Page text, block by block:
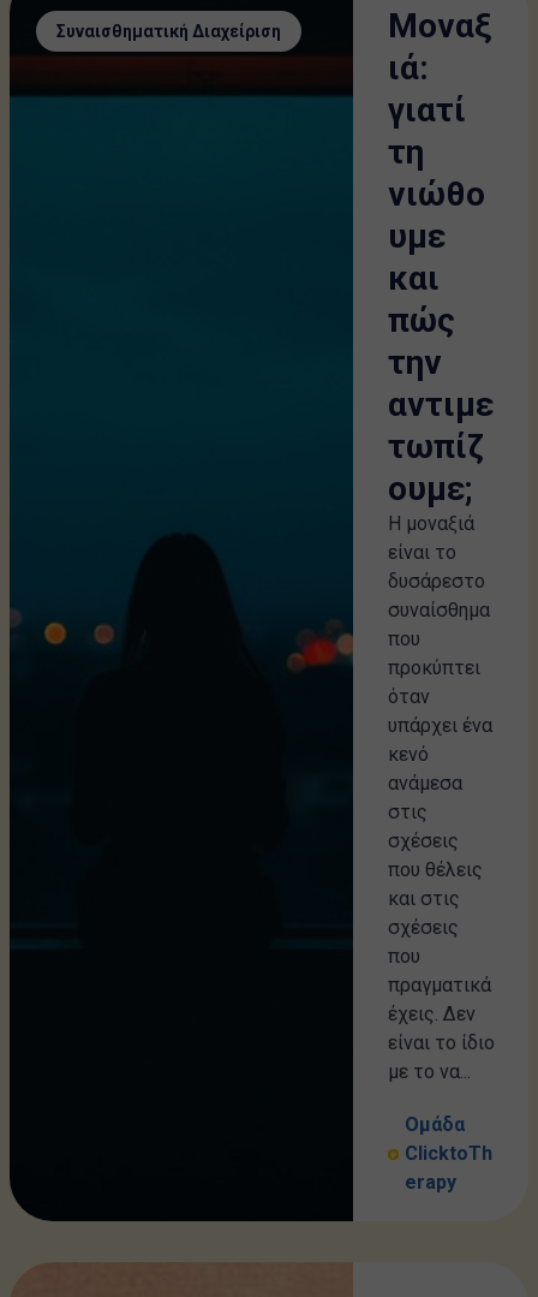
Συναισθηματική Διαχείριση
Μοναξ
ιά:
γιατί
τη
νιώθο
υμε
και
πώς
την
αντιμε
τωπίζ
ουμε;
Η μοναξιά
είναι το
δυσάρεστο
συναίσθημα
που
προκύπτει
όταν
υπάρχει ένα
κενό
ανάμεσα
στις
σχέσεις
που θέλεις
και στις
σχέσεις
που
πραγματικά
έχεις. Δεν
είναι το ίδιο
με το να...
Ομάδα
ClicktoTh
erapy